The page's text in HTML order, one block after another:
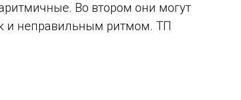
Во втором они могут
и неправильным ритмом. ТП